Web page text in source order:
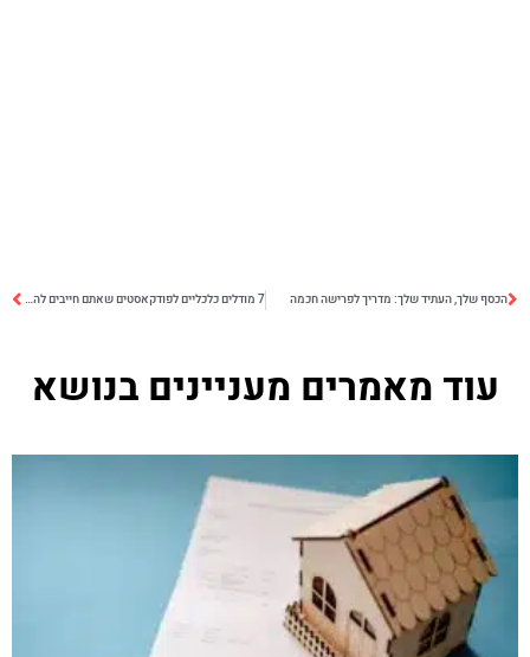
הכסף שלך, העתיד שלך: מדריך לפרישה חכמה 7 מודלים כלכליים לפודקאסטים שאתם חייבים להכיר
עוד מאמרים מעניינים בנושא